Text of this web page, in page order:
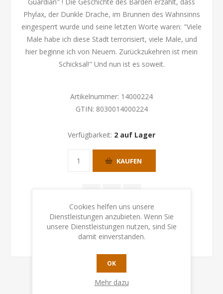
Phylax, der Dunkle Drache, im Brunnen des Wahnsinns
eingesperrt wurde und seine letzten Worte waren: "Viele
Male habe ich diese Stadt terrorisiert, viele Male, und
hier beginne ich von Neuem. Zurückzukehren ist mein
Schicksal!" Und nun ist es soweit.
Artikelnummer: 14000224
GTIN: 8030014000224
Verfügbarkeit: 2 auf Lager
KAUFEN
Cookies helfen uns unsere
Dienstleistungen anzubieten. Wenn Sie
unsere Dienstleistungen nutzen, sind Sie
damit einverstanden.
OK
Mehr dazu